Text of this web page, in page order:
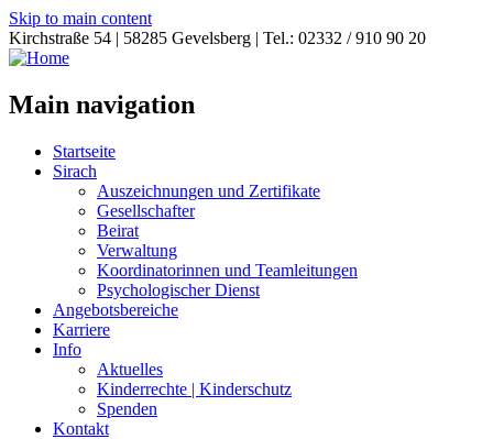
Skip to main content
Kirchstraße 54 | 58285 Gevelsberg | Tel.: 02332 / 910 90 20
Main navigation
Startseite
Sirach
Auszeichnungen und Zertifikate
Gesellschafter
Beirat
Verwaltung
Koordinatorinnen und Teamleitungen
Psychologischer Dienst
Angebotsbereiche
Karriere
Info
Aktuelles
Kinderrechte | Kinderschutz
Spenden
Kontakt